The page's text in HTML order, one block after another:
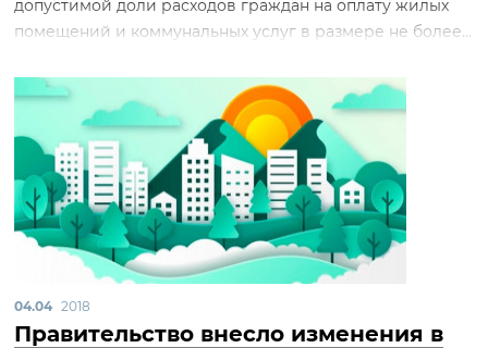
допустимой доли расходов граждан на оплату жилых
помещений и коммунальных услуг в размере не более...
04.04 2018
Правительство внесло изменения в